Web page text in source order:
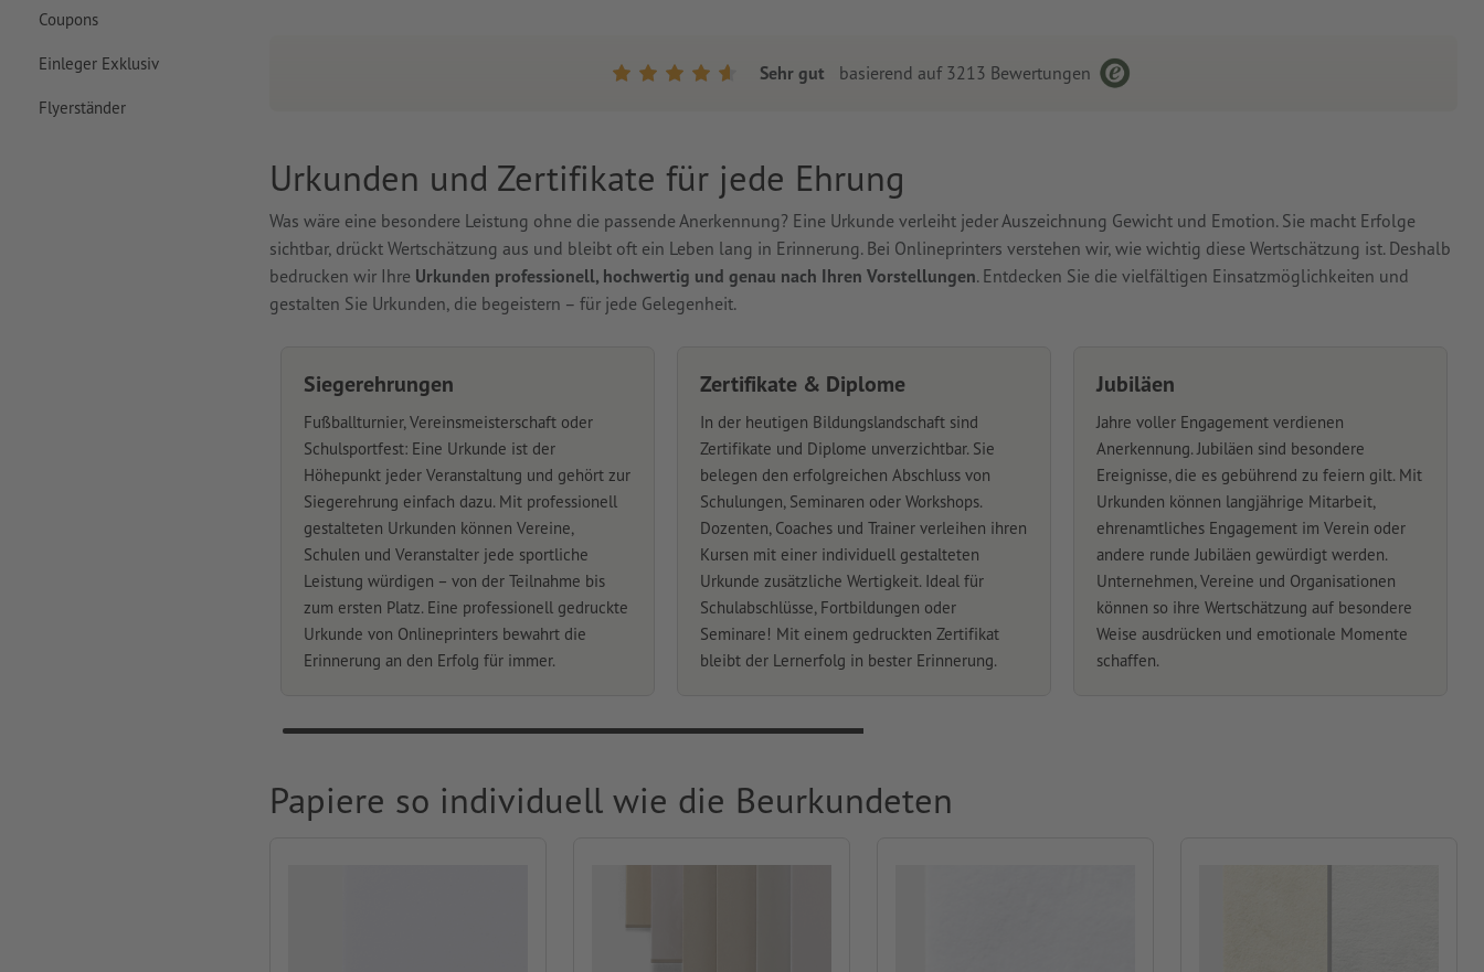
Coupons
Einleger Exklusiv
Flyerständer
Sehr gut basierend auf 3213 Bewertungen
Urkunden und Zertifikate für jede Ehrung
Was wäre eine besondere Leistung ohne die passende Anerkennung? Eine Urkunde verleiht jeder Auszeichnung Gewicht und Emotion. Sie macht Erfolge
sichtbar, drückt Wertschätzung aus und bleibt oft ein Leben lang in Erinnerung. Bei Onlineprinters verstehen wir, wie wichtig diese Wertschätzung ist. Deshalb
bedrucken wir Ihre Urkunden professionell, hochwertig und genau nach Ihren Vorstellungen. Entdecken Sie die vielfältigen Einsatzmöglichkeiten und
gestalten Sie Urkunden, die begeistern – für jede Gelegenheit.
Siegerehrungen
Fußballturnier, Vereinsmeisterschaft oder
Schulsportfest: Eine Urkunde ist der
Höhepunkt jeder Veranstaltung und gehört zur
Siegerehrung einfach dazu. Mit professionell
gestalteten Urkunden können Vereine,
Schulen und Veranstalter jede sportliche
Leistung würdigen – von der Teilnahme bis
zum ersten Platz. Eine professionell gedruckte
Urkunde von Onlineprinters bewahrt die
Erinnerung an den Erfolg für immer.
Zertifikate & Diplome
In der heutigen Bildungslandschaft sind
Zertifikate und Diplome unverzichtbar. Sie
belegen den erfolgreichen Abschluss von
Schulungen, Seminaren oder Workshops.
Dozenten, Coaches und Trainer verleihen ihren
Kursen mit einer individuell gestalteten
Urkunde zusätzliche Wertigkeit. Ideal für
Schulabschlüsse, Fortbildungen oder
Seminare! Mit einem gedruckten Zertifikat
bleibt der Lernerfolg in bester Erinnerung.
Jubiläen
Jahre voller Engagement verdienen
Anerkennung. Jubiläen sind besondere
Ereignisse, die es gebührend zu feiern gilt. Mit
Urkunden können langjährige Mitarbeit,
ehrenamtliches Engagement im Verein oder
andere runde Jubiläen gewürdigt werden.
Unternehmen, Vereine und Organisationen
können so ihre Wertschätzung auf besondere
Weise ausdrücken und emotionale Momente
schaffen.
Papiere so individuell wie die Beurkundeten